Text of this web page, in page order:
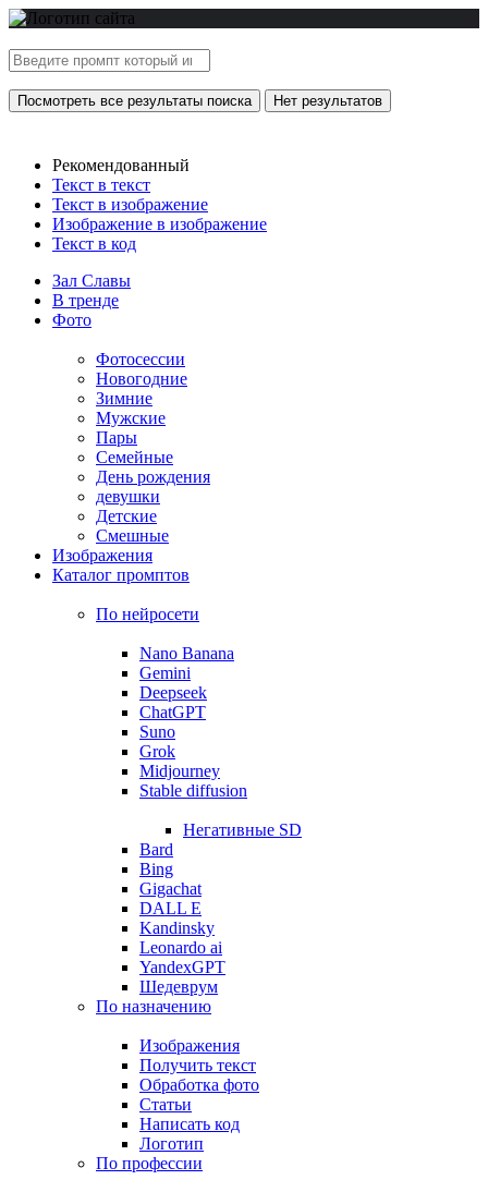
Посмотреть все результаты поиска Нет результатов
Рекомендованный
Текст в текст
Текст в изображение
Изображение в изображение
Текст в код
Зал Славы
В тренде
Фото
Фотосессии
Новогодние
Зимние
Мужские
Пары
Семейные
День рождения
девушки
Детские
Смешные
Изображения
Каталог промптов
По нейросети
Nano Banana
Gemini
Deepseek
ChatGPT
Suno
Grok
Midjourney
Stable diffusion
Негативные SD
Bard
Bing
Gigachat
DALL E
Kandinsky
Leonardo ai
YandexGPT
Шедеврум
По назначению
Изображения
Получить текст
Обработка фото
Статьи
Написать код
Логотип
По профессии